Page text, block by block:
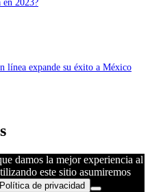
en 2023?
línea expande su éxito a México
damos la mejor experiencia al
este sitio asumiremos
Política de privacidad